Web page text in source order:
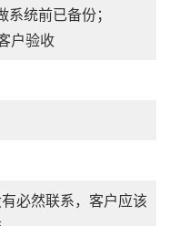
统前已备份；
户验收
必然联系，客户应该